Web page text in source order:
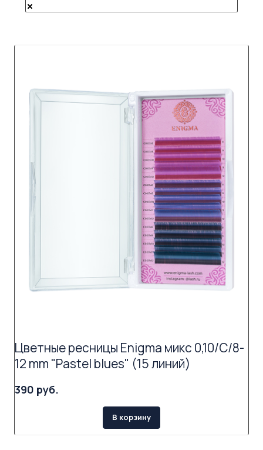
Цветные ресницы Enigma микс 0,10/C/8-
12 mm "Pastel blues" (15 линий)
390 руб.
В корзину